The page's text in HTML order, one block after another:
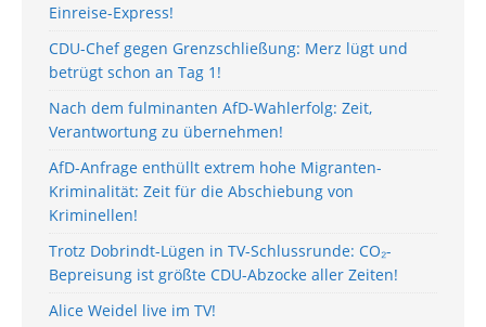
Einreise-Express!
CDU-Chef gegen Grenzschließung: Merz lügt und
betrügt schon an Tag 1!
Nach dem fulminanten AfD-Wahlerfolg: Zeit,
Verantwortung zu übernehmen!
AfD-Anfrage enthüllt extrem hohe Migranten-
Kriminalität: Zeit für die Abschiebung von
Kriminellen!
Trotz Dobrindt-Lügen in TV-Schlussrunde: CO₂-
Bepreisung ist größte CDU-Abzocke aller Zeiten!
Alice Weidel live im TV!